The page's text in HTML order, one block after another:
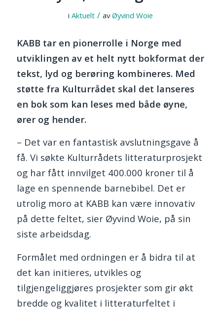
i Aktuelt / avØyvind Woie
KABB tar en pionerrolle i Norge med
utviklingen av et helt nytt bokformat der
tekst, lyd og berøring kombineres. Med
støtte fra Kulturrådet skal det lanseres
en bok som kan leses med både øyne,
ører og hender.
– Det var en fantastisk avslutningsgave å
få. Vi søkte Kulturrådets litteraturprosjekt
og har fått innvilget 400.000 kroner til å
lage en spennende barnebibel. Det er
utrolig moro at KABB kan være innovativ
på dette feltet, sier Øyvind Woie, på sin
siste arbeidsdag.
Formålet med ordningen er å bidra til at
det kan initieres, utvikles og
tilgjengeliggjøres prosjekter som gir økt
bredde og kvalitet i litteraturfeltet i